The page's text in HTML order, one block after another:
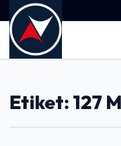
Etiket: 127